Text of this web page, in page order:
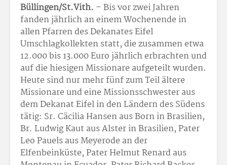
Büllingen/St.Vith. – Bis vor zwei Jahren
fanden jährlich an einem Wochenende in
allen Pfarren des Dekanates Eifel
Umschlagkollekten statt, die zusammen etwa
12.000 bis 13.000 Euro jährlich erbrachten und
auf die hiesigen Missionare aufgeteilt wurden.
Heute sind nur mehr fünf zum Teil ältere
Missionare und eine Missionsschwester aus
dem Dekanat Eifel in den Ländern des Südens
tätig: Sr. Cäcilia Hansen aus Born in Brasilien,
Br. Ludwig Kaut aus Alster in Brasilien, Pater
Leo Pauels aus Meyerode an der
Elfenbeinküste, Pater Helmut Renard aus